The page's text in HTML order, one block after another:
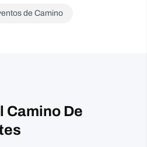
de Camino
Camino De